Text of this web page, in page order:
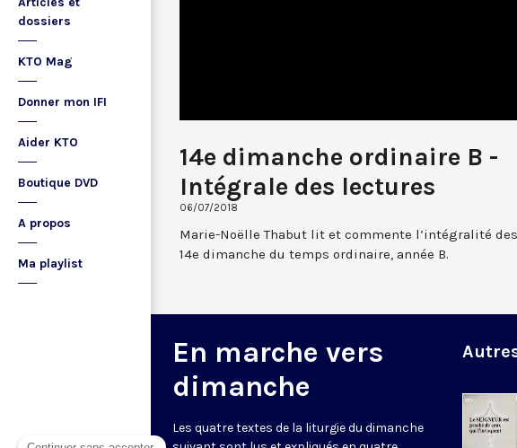
dossiers
KTO Mag
Donner mon IFI
Aider KTO
Boutique DVD
A propos
Ma playlist
14e dimanche ordinaire B -
Intégrale des lectures
06/07/2018
Marie-Noëlle Thabut lit et commente l’intégralité
14e dimanche du temps ordinaire, année B.
En marche vers
dimanche
Les quatre textes de la liturgie du dimanche